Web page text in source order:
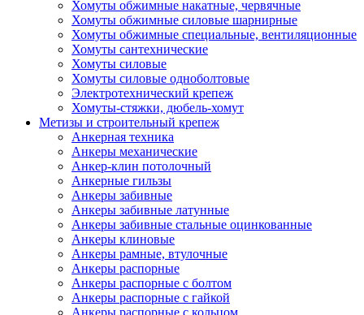
Хомуты обжимные накатные, червячные
Хомуты обжимные силовые шарнирные
Хомуты обжимные специальные, вентиляционные
Хомуты сантехнические
Хомуты силовые
Хомуты силовые одноболтовые
Электротехнический крепеж
Хомуты-стяжки, дюбель-хомут
Метизы и строительный крепеж
Анкерная техника
Анкеры механические
Анкер-клин потолочный
Анкерные гильзы
Анкеры забивные
Анкеры забивные латунные
Анкеры забивные стальные оцинкованные
Анкеры клиновые
Анкеры рамные, втулочные
Анкеры распорные
Анкеры распорные с болтом
Анкеры распорные с гайкой
Анкеры распорные с кольцом